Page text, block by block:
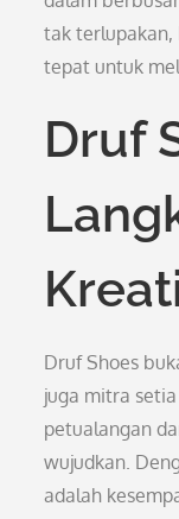
tak terlupakan,
tepat untuk
Druf
Druf Shoes
juga mitra
petualangan
wujudkan.
adalah